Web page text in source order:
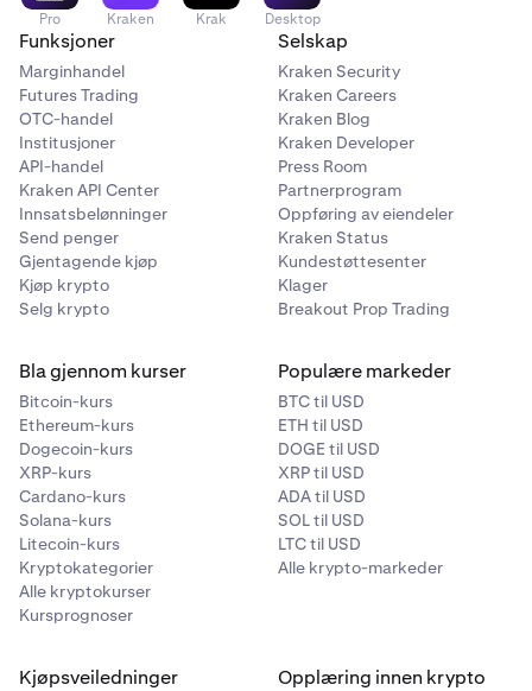
Pro Kraken Krak Desktop
Funksjoner
Marginhandel
Futures Trading
OTC-handel
Institusjoner
API-handel
Kraken API Center
Innsatsbelønninger
Send penger
Gjentagende kjøp
Kjøp krypto
Selg krypto
Selskap
Kraken Security
Kraken Careers
Kraken Blog
Kraken Developer
Press Room
Partnerprogram
Oppføring av eiendeler
Kraken Status
Kundestøttesenter
Klager
Breakout Prop Trading
Bla gjennom kurser
Bitcoin-kurs
Ethereum-kurs
Dogecoin-kurs
XRP-kurs
Cardano-kurs
Solana-kurs
Litecoin-kurs
Kryptokategorier
Alle kryptokurser
Kursprognoser
Populære markeder
BTC til USD
ETH til USD
DOGE til USD
XRP til USD
ADA til USD
SOL til USD
LTC til USD
Alle krypto-markeder
Kjøpsveiledninger Opplæring innen krypto